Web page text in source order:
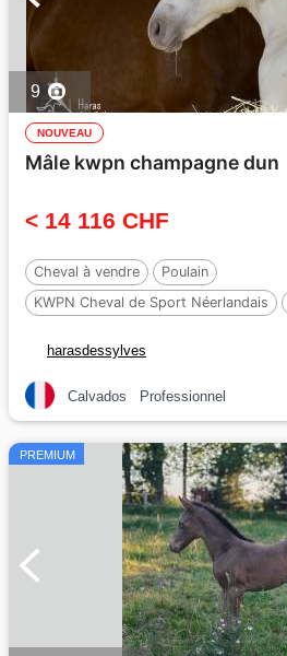
9
NOUVEAU
Mâle kwpn champagne dun
< 14 116 CHF
Cheval à vendre
Poulain
KWPN Cheval de Sport Néerlandais
harasdessylves
Calvados Professionnel
PREMIUM